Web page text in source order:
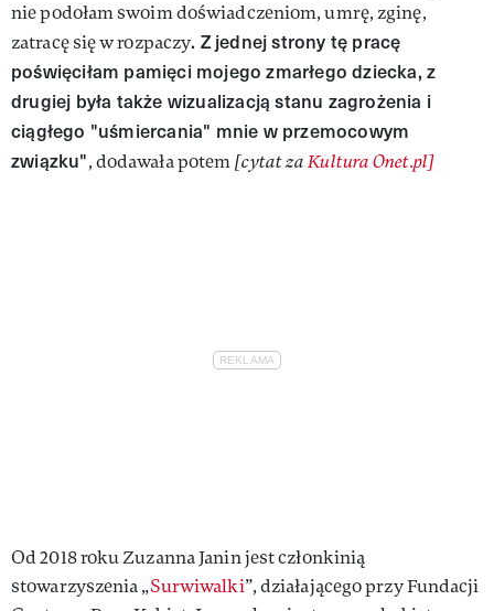
nie podołam swoim doświadczeniom, umrę, zginę,
zatracę się w rozpaczy. Z jednej strony tę pracę
poświęciłam pamięci mojego zmarłego dziecka, z
drugiej była także wizualizacją stanu zagrożenia i
ciągłego "uśmiercania" mnie w przemocowym
związku", dodawała potem[cytat zaKultura Onet.pl]
Od 2018 roku Zuzanna Janin jest członkinią
stowarzyszenia „Surwiwalki”, działającego przy Fundacji